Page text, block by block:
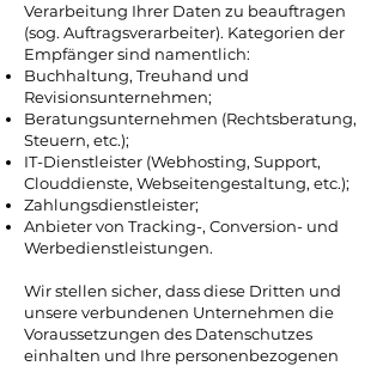
Verarbeitung Ihrer Daten zu beauftragen
(sog. Auftragsverarbeiter). Kategorien der
Empfänger sind namentlich:
Buchhaltung, Treuhand und
Revisionsunternehmen;
Beratungsunternehmen (Rechtsberatung,
Steuern, etc.);
IT-Dienstleister (Webhosting, Support,
Clouddienste, Webseitengestaltung, etc.);
Zahlungsdienstleister;
Anbieter von Tracking-, Conversion- und
Werbedienstleistungen.
Wir stellen sicher, dass diese Dritten und
unsere verbundenen Unternehmen die
Voraussetzungen des Datenschutzes
einhalten und Ihre personenbezogenen